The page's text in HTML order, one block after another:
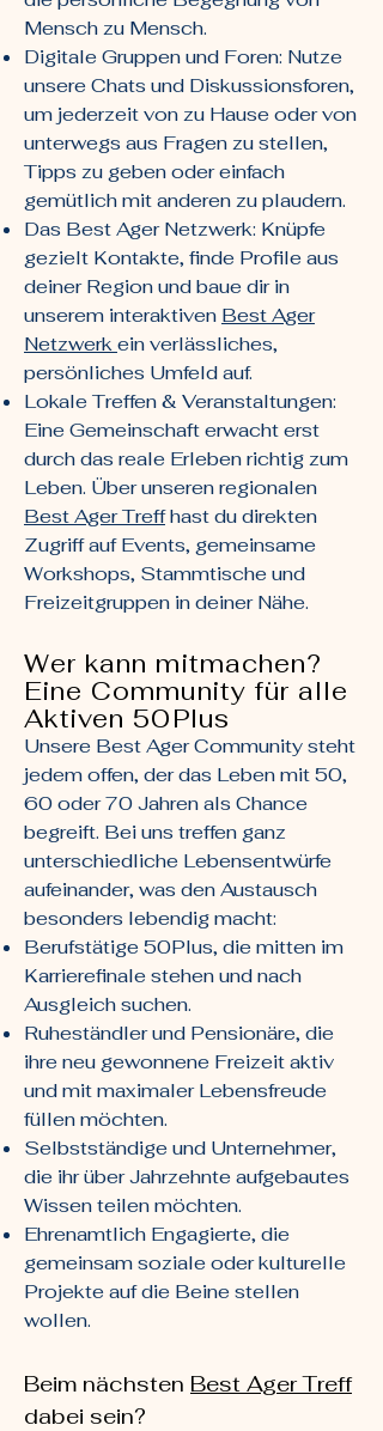
Mensch zu Mensch.
Digitale Gruppen und Foren: Nutze
unsere Chats und Diskussionsforen,
um jederzeit von zu Hause oder von
unterwegs aus Fragen zu stellen,
Tipps zu geben oder einfach
gemütlich mit anderen zu plaudern.
Das Best Ager Netzwerk: Knüpfe
gezielt Kontakte, finde Profile aus
deiner Region und baue dir in
unserem interaktiven Best Ager
Netzwerkein verlässliches,
persönliches Umfeld auf.
Lokale Treffen & Veranstaltungen:
Eine Gemeinschaft erwacht erst
durch das reale Erleben richtig zum
Leben. Über unseren regionalen
Best Ager Treffhast du direkten
Zugriff auf Events, gemeinsame
Workshops, Stammtische und
Freizeitgruppen in deiner Nähe.
Wer kann mitmachen?
Eine Community für alle
Aktiven 50Plus
Unsere Best Ager Community steht
jedem offen, der das Leben mit 50,
60 oder 70 Jahren als Chance
begreift. Bei uns treffen ganz
unterschiedliche Lebensentwürfe
aufeinander, was den Austausch
besonders lebendig macht:
Berufstätige 50Plus, die mitten im
Karrierefinale stehen und nach
Ausgleich suchen.
Ruheständler und Pensionäre, die
ihre neu gewonnene Freizeit aktiv
und mit maximaler Lebensfreude
füllen möchten.
Selbstständige und Unternehmer,
die ihr über Jahrzehnte aufgebautes
Wissen teilen möchten.
Ehrenamtlich Engagierte, die
gemeinsam soziale oder kulturelle
Projekte auf die Beine stellen
wollen.
Beim nächsten Best Ager Treff
dabei sein?